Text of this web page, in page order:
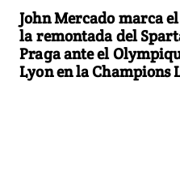
John Mercado marca
la remontada del
Praga ante el
Lyon en la Champions